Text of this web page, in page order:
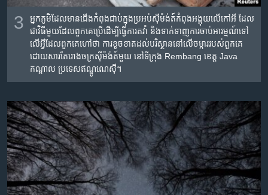
3
អ្នកភូមិដែលមានជើងកំពុងជាប់ក្នុង​ប្រអប់​ស៊ីម៉ង់ត៍កំពុង​អង្គុយ​លើ​កៅអី ដែល​
ជា​វិធី​មួយដែល​ពួក​គេ​ប្រើ​ដើម្បី​ធ្វើ​ការ​តវ៉ា និង​ទាក់​ទាញ​ការ​ចាប់​អារម្មណ៍​ទៅ​
លើ​អ្វី​ដែល​ពួក​គេ​ហៅ​ថា ការ​ខូច​ខាត​ដល់​បរិស្ថាន​នៅ​លើ​ចម្ការ​របស់​ពួក​គេ
ដោយសារ​តែ​រោង​ចក្រ​ស៊ីម៉ង់ត៍​មួយ​ នៅ​ទីក្រុង​ Rembang ខេត្ត​ Java
កណ្ដាល ប្រទេស​ឥណ្ឌូណេស៊ី។